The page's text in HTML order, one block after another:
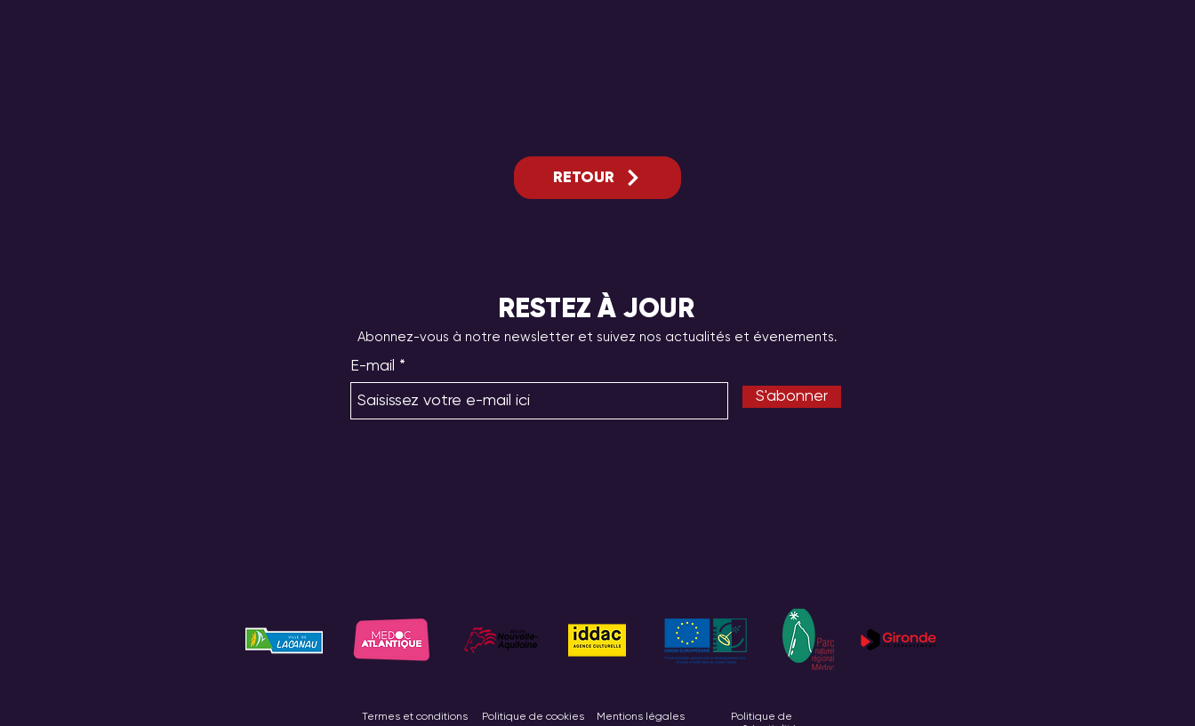
RETOUR
RESTEZ À JOUR
Abonnez-vous à notre newsletter et suivez nos actualités et évenements.
E-mail
S'abonner
Termes et conditions Politique de cookies Mentions légales
Politique de